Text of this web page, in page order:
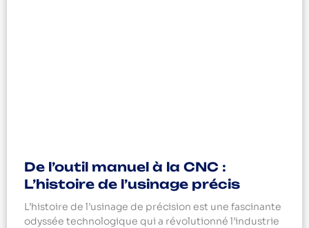
De l’outil manuel à la CNC :
L’histoire de l’usinage précis
L’histoire de l’usinage de précision est une fascinante
odyssée technologique qui a révolutionné l’industrie